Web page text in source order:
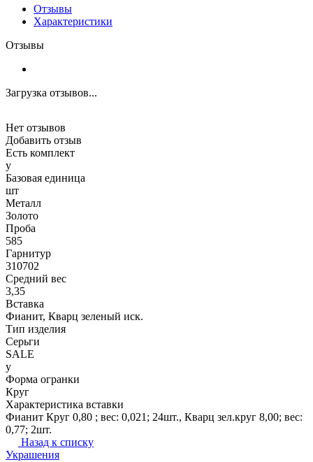
Отзывы
Характеристики
Отзывы
Загрузка отзывов...
Нет отзывов
Добавить отзыв
Есть комплект
y
Базовая единица
шт
Металл
Золото
Проба
585
Гарнитур
310702
Средний вес
3,35
Вставка
Фианит, Кварц зеленый иск.
Тип изделия
Серьги
SALE
y
Форма огранки
Круг
Характеристика вставки
Фианит Круг 0,80 ; вес: 0,021; 24шт., Кварц зел.круг 8,00; вес:
0,77; 2шт.
Назад к списку
Украшения